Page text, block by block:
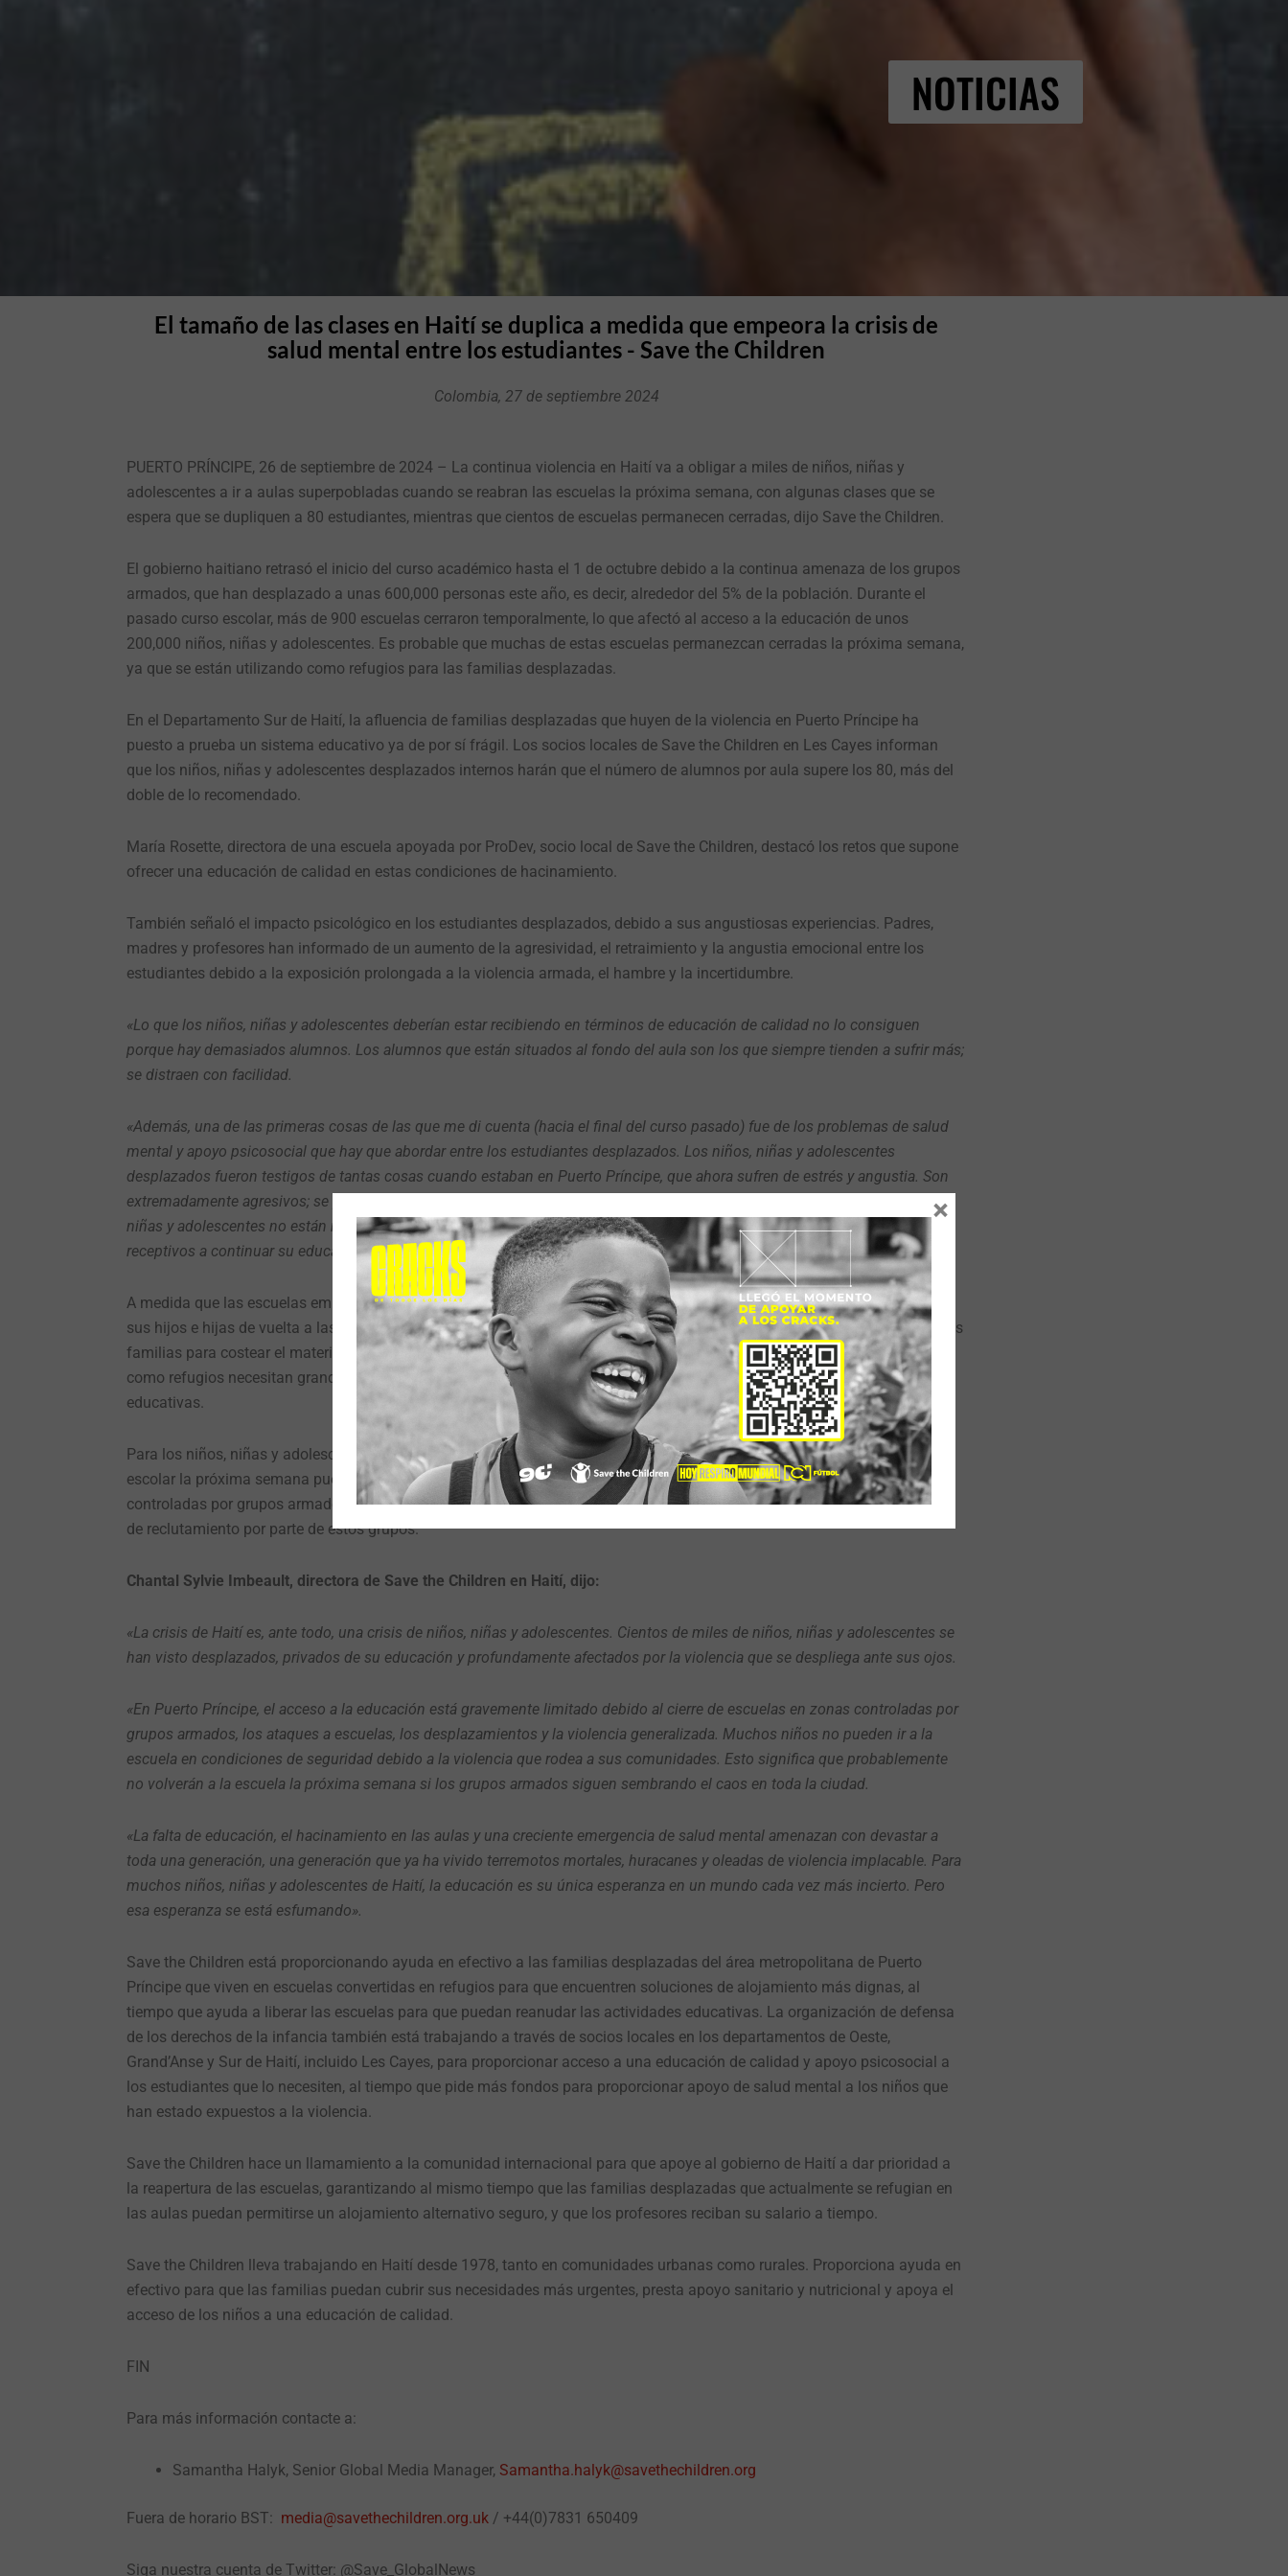
NOTICIAS
El tamaño de las clases en Haití se duplica a medida que empeora la crisis de
salud mental entre los estudiantes - Save the Children
Colombia, 27 de septiembre 2024
PUERTO PRÍNCIPE, 26 de septiembre de 2024 – La continua violencia en Haití va a obligar a miles de niños, niñas y
adolescentes a ir a aulas superpobladas cuando se reabran las escuelas la próxima semana, con algunas clases que se
espera que se dupliquen a 80 estudiantes, mientras que cientos de escuelas permanecen cerradas, dijo Save the Children.
El gobierno haitiano retrasó el inicio del curso académico hasta el 1 de octubre debido a la continua amenaza de los grupos
armados, que han desplazado a unas 600,000 personas este año, es decir, alrededor del 5% de la población. Durante el
pasado curso escolar, más de 900 escuelas cerraron temporalmente, lo que afectó al acceso a la educación de unos
200,000 niños, niñas y adolescentes. Es probable que muchas de estas escuelas permanezcan cerradas la próxima semana,
ya que se están utilizando como refugios para las familias desplazadas.
En el Departamento Sur de Haití, la afluencia de familias desplazadas que huyen de la violencia en Puerto Príncipe ha
puesto a prueba un sistema educativo ya de por sí frágil. Los socios locales de Save the Children en Les Cayes informan
que los niños, niñas y adolescentes desplazados internos harán que el número de alumnos por aula supere los 80, más del
doble de lo recomendado.
María Rosette, directora de una escuela apoyada por ProDev, socio local de Save the Children, destacó los retos que supone
ofrecer una educación de calidad en estas condiciones de hacinamiento.
También señaló el impacto psicológico en los estudiantes desplazados, debido a sus angustiosas experiencias. Padres,
madres y profesores han informado de un aumento de la agresividad, el retraimiento y la angustia emocional entre los
estudiantes debido a la exposición prolongada a la violencia armada, el hambre y la incertidumbre.
«Lo que los niños, niñas y adolescentes deberían estar recibiendo en términos de educación de calidad no lo consiguen
porque hay demasiados alumnos. Los alumnos que están situados al fondo del aula son los que siempre tienden a sufrir más;
se distraen con facilidad.
«Además, una de las primeras cosas de las que me di cuenta (hacia el final del curso pasado) fue de los problemas de salud
mental y apoyo psicosocial que hay que abordar entre los estudiantes desplazados. Los niños, niñas y adolescentes
desplazados fueron testigos de tantas cosas cuando estaban en Puerto Príncipe, que ahora sufren de estrés y angustia. Son
extremadamente agresivos; se pelean y se tiran piedras unos a otros, los recién llegados y los locales. Muchos niños, niños,
niñas y adolescentes no están motivados en la escuela. Aun así, es de esperar que, con el paso del tiempo, se muestren más
receptivos a continuar su educación y sean capaces de abordar y hacer frente a los problemas a los que se enfrentan».
A medida que las escuelas empiezan a reabrir, las familias siguen enfrentándose a importantes dificultades para enviar a
sus hijos e hijas de vuelta a las escuelas. La violencia constante y la inflación galopante han afectado a la capacidad de las
familias para costear el material escolar básico para sus hijos e hijas. Además, algunas escuelas que han sido utilizadas
como refugios necesitan grandes trabajos de limpieza y reparación antes de poder reanudar plenamente las actividades
educativas.
Para los niños, niñas y adolescentes que viven en zonas con combates activos en Puerto Príncipe, empezar el nuevo curso
escolar la próxima semana puede no ser posible, incluso si las escuelas vuelven a abrir. El trayecto a la escuela en zonas
controladas por grupos armados plantea riesgos considerables, como quedar atrapados en el fuego cruzado y la amenaza
de reclutamiento por parte de estos grupos.
Chantal Sylvie Imbeault, directora de Save the Children en Haití, dijo:
«La crisis de Haití es, ante todo, una crisis de niños, niñas y adolescentes. Cientos de miles de niños, niñas y adolescentes se
han visto desplazados, privados de su educación y profundamente afectados por la violencia que se despliega ante sus ojos.
«En Puerto Príncipe, el acceso a la educación está gravemente limitado debido al cierre de escuelas en zonas controladas por
grupos armados, los ataques a escuelas, los desplazamientos y la violencia generalizada. Muchos niños no pueden ir a la
escuela en condiciones de seguridad debido a la violencia que rodea a sus comunidades. Esto significa que probablemente
no volverán a la escuela la próxima semana si los grupos armados siguen sembrando el caos en toda la ciudad.
«La falta de educación, el hacinamiento en las aulas y una creciente emergencia de salud mental amenazan con devastar a
toda una generación, una generación que ya ha vivido terremotos mortales, huracanes y oleadas de violencia implacable. Para
muchos niños, niñas y adolescentes de Haití, la educación es su única esperanza en un mundo cada vez más incierto. Pero
esa esperanza se está esfumando».
Save the Children está proporcionando ayuda en efectivo a las familias desplazadas del área metropolitana de Puerto
Príncipe que viven en escuelas convertidas en refugios para que encuentren soluciones de alojamiento más dignas, al
tiempo que ayuda a liberar las escuelas para que puedan reanudar las actividades educativas. La organización de defensa
de los derechos de la infancia también está trabajando a través de socios locales en los departamentos de Oeste,
Grand’Anse y Sur de Haití, incluido Les Cayes, para proporcionar acceso a una educación de calidad y apoyo psicosocial a
los estudiantes que lo necesiten, al tiempo que pide más fondos para proporcionar apoyo de salud mental a los niños que
han estado expuestos a la violencia.
Save the Children hace un llamamiento a la comunidad internacional para que apoye al gobierno de Haití a dar prioridad a
la reapertura de las escuelas, garantizando al mismo tiempo que las familias desplazadas que actualmente se refugian en
las aulas puedan permitirse un alojamiento alternativo seguro, y que los profesores reciban su salario a tiempo.
Save the Children lleva trabajando en Haití desde 1978, tanto en comunidades urbanas como rurales. Proporciona ayuda en
efectivo para que las familias puedan cubrir sus necesidades más urgentes, presta apoyo sanitario y nutricional y apoya el
acceso de los niños a una educación de calidad.
FIN
Para más información contacte a:
Samantha Halyk, Senior Global Media Manager, Samantha.halyk@savethechildren.org
Fuera de horario BST: media@savethechildren.org.uk / +44(0)7831 650409
Siga nuestra cuenta de Twitter: @Save_GlobalNews
×